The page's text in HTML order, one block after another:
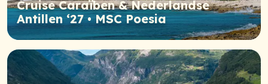
Cruise Caraïben & Nederlandse
Antillen ‘27 • MSC Poesia